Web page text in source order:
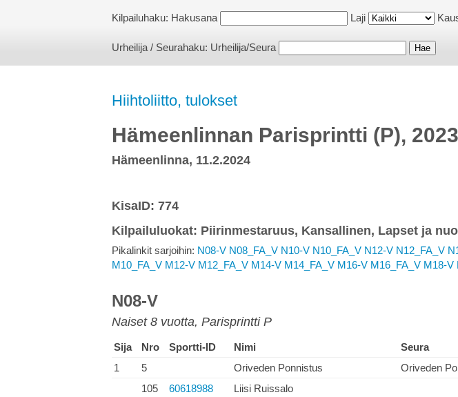
Kilpailuhaku: Hakusana Laji
Urheilija / Seurahaku: Urheilija/Seura
Hiihtoliitto, tulokset
Hämeenlinnan Parisprintti (P),
Hämeenlinna, 11.2.2024
KisaID: 774
Kilpailuluokat: Piirinmestaruus, Kansallinen, Lapset ja
Pikalinkit sarjoihin: N08-V N08_FA_V N10-V N10_FA_V N12-V N12_FA_V
M10_FA_V M12-V M12_FA_V M14-V M14_FA_V M16-V M16_FA_V M18-V
N08-V
Naiset 8 vuotta, Parisprintti P
Sija Nro Sportti-ID Nimi Seura
1
5 Oriveden Ponnistus Oriveden
105
60618988 Liisi Ruissalo